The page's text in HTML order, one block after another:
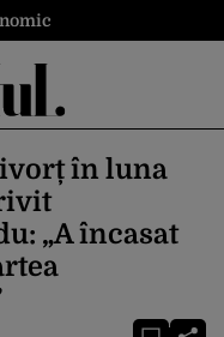
în luna
„A încasat